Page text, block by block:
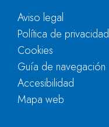
Aviso legal
Política de privacidad
Cookies
Guía de navegación
Accesibilidad
Mapa web